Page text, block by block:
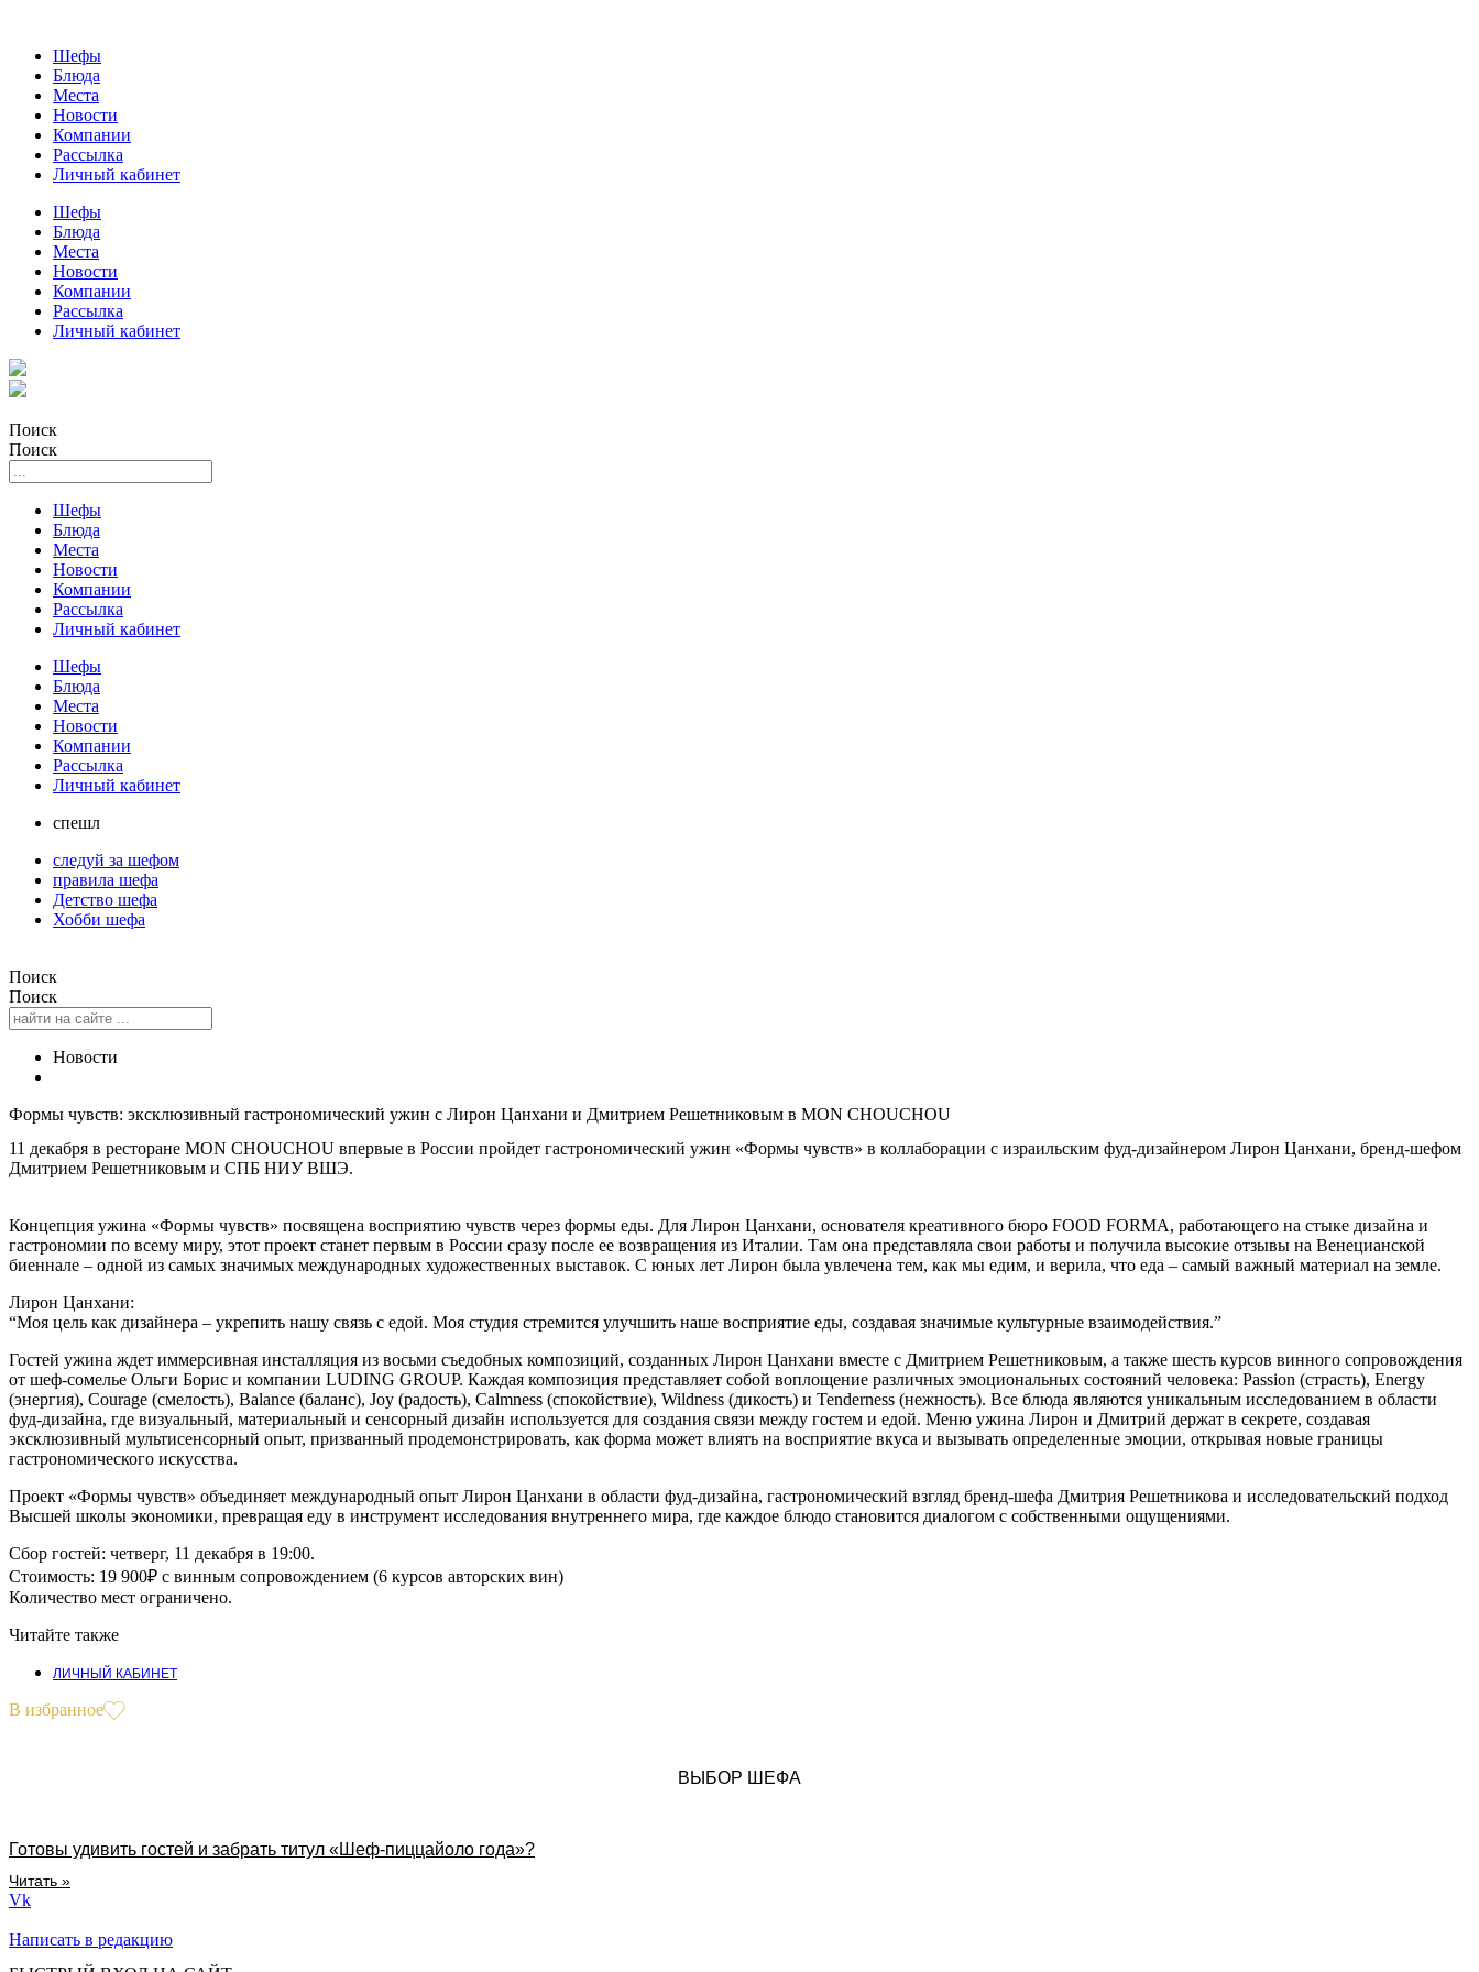
Шефы
Блюда
Места
Новости
Компании
Рассылка
Личный кабинет
Шефы
Блюда
Места
Новости
Компании
Рассылка
Личный кабинет
Поиск
Поиск
Шефы
Блюда
Места
Новости
Компании
Рассылка
Личный кабинет
Шефы
Блюда
Места
Новости
Компании
Рассылка
Личный кабинет
спешл
следуй за шефом
правила шефа
Детство шефа
Хобби шефа
Поиск
Поиск
Новости
Формы чувств: эксклюзивный гастрономический ужин с Лирон Цанхани и Дмитрием Решетниковым в MON CHOUCHOU
11 декабря в ресторане MON CHOUCHOU впервые в России пройдет гастрономический ужин «Формы чувств» в коллаборации с израильским фуд-дизайнером Лирон Цанхани, бренд-шефом
Дмитрием Решетниковым и СПБ НИУ ВШЭ.
Концепция ужина «Формы чувств» посвящена восприятию чувств через формы еды. Для Лирон Цанхани, основателя креативного бюро FOOD FORMA, работающего на стыке дизайна и
гастрономии по всему миру, этот проект станет первым в России сразу после ее возвращения из Италии. Там она представляла свои работы и получила высокие отзывы на Венецианской
биеннале – одной из самых значимых международных художественных выставок. С юных лет Лирон была увлечена тем, как мы едим, и верила, что еда – самый важный материал на земле.
Лирон Цанхани:
“Моя цель как дизайнера – укрепить нашу связь с едой. Моя студия стремится улучшить наше восприятие еды, создавая значимые культурные взаимодействия.”
Гостей ужина ждет иммерсивная инсталляция из восьми съедобных композиций, созданных Лирон Цанхани вместе с Дмитрием Решетниковым, а также шесть курсов винного сопровождения
от шеф-сомелье Ольги Борис и компании LUDING GROUP. Каждая композиция представляет собой воплощение различных эмоциональных состояний человека: Passion (страсть), Energy
(энергия), Courage (смелость), Balance (баланс), Joy (радость), Calmness (спокойствие), Wildness (дикость) и Tenderness (нежность). Все блюда являются уникальным исследованием в области
фуд-дизайна, где визуальный, материальный и сенсорный дизайн используется для создания связи между гостем и едой. Меню ужина Лирон и Дмитрий держат в секрете, создавая
эксклюзивный мультисенсорный опыт, призванный продемонстрировать, как форма может влиять на восприятие вкуса и вызывать определенные эмоции, открывая новые границы
гастрономического искусства.
Проект «Формы чувств» объединяет международный опыт Лирон Цанхани в области фуд-дизайна, гастрономический взгляд бренд-шефа Дмитрия Решетникова и исследовательский подход
Высшей школы экономики, превращая еду в инструмент исследования внутреннего мира, где каждое блюдо становится диалогом с собственными ощущениями.
Сбор гостей: четверг, 11 декабря в 19:00.
Стоимость: 19 900₽ с винным сопровождением (6 курсов авторских вин)
Количество мест ограничено.
Читайте также
ЛИЧНЫЙ КАБИНЕТ
В избранное
ВЫБОР ШЕФА
Готовы удивить гостей и забрать титул «Шеф-пиццайоло года»?
Читать »
Vk
Написать в редакцию